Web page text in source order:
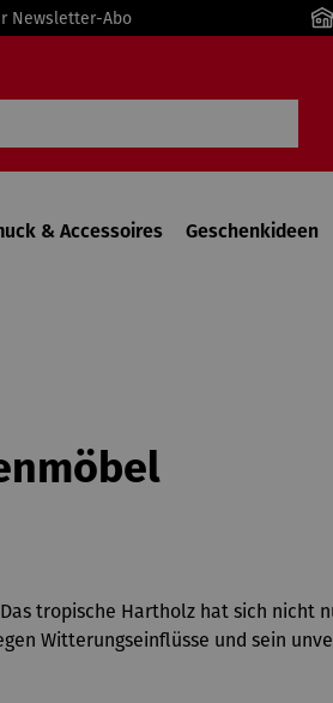
Newsletter-Abo
& Accessoires Geschenkideen
tropische Hartholz hat sich nicht
Witterungseinflüsse und sein